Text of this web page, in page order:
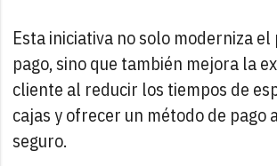
Esta iniciativa no solo moderniza el
pago, sino que también mejora la
cliente al reducir los tiempos de
cajas y ofrecer un método de pago
seguro.